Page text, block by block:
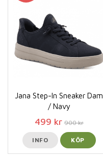
Jana Step-In Sneaker Dam
/ Navy
499 kr 900 kr
INFO KÖP